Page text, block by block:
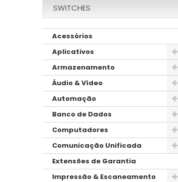
SWITCHES
Acessórios
Aplicativos
Armazenamento
Áudio & Vídeo
Automação
Banco de Dados
Computadores
Comunicação Unificada
Extensões de Garantia
Impressão & Escaneamento